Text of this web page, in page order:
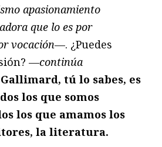
apasionamiento
que lo es por
vocación—. ¿Puedes
—continúa
tú lo sabes, es
los que somos
los que amamos los
la literatura.